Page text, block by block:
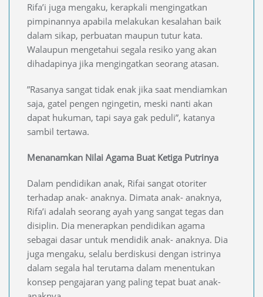
Rifa’i juga mengaku, kerapkali mengingatkan
pimpinannya apabila melakukan kesalahan baik
dalam sikap, perbuatan maupun tutur kata.
Walaupun mengetahui segala resiko yang akan
dihadapinya jika mengingatkan seorang atasan.
”Rasanya sangat tidak enak jika saat mendiamkan
saja, gatel pengen ngingetin, meski nanti akan
dapat hukuman, tapi saya gak peduli”, katanya
sambil tertawa.
Menanamkan Nilai Agama Buat Ketiga Putrinya
Dalam pendidikan anak, Rifai sangat otoriter
terhadap anak- anaknya. Dimata anak- anaknya,
Rifa’i adalah seorang ayah yang sangat tegas dan
disiplin. Dia menerapkan pendidikan agama
sebagai dasar untuk mendidik anak- anaknya. Dia
juga mengaku, selalu berdiskusi dengan istrinya
dalam segala hal terutama dalam menentukan
konsep pengajaran yang paling tepat buat anak-